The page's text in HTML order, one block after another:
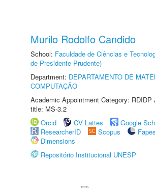
Murilo Rodolfo Candido
School: Faculdade de Ciências e
de Presidente Prudente)
Department: DEPARTAMENTO DE
COMPUTAÇÃO
Academic Appointment Category: RDIDP
title: MS-3.2
Orcid
CV Lattes
Google
ResearcherID
Scopus
Dimensions
Repositório Institucional UNESP